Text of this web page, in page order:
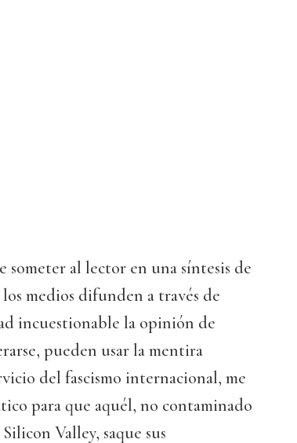
someter al lector en una síntesis de
medios difunden a través de
incuestionable la opinión de
pueden usar la mentira
del fascismo internacional, me
para que aquél, no contaminado
Valley, saque sus